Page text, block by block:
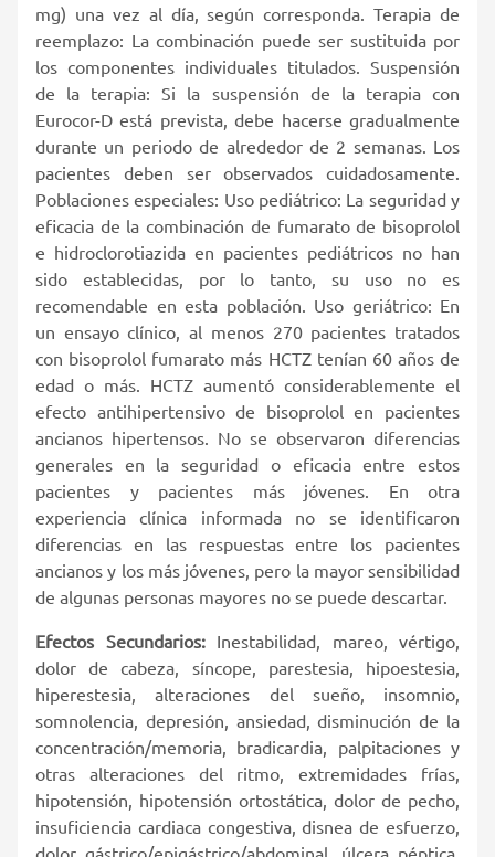
mg) una vez al día, según corresponda. Terapia de
reemplazo: La combinación puede ser sustituida por
los componentes individuales titulados. Suspensión
de la terapia: Si la suspensión de la terapia con
Eurocor-D está prevista, debe hacerse gradualmente
durante un periodo de alrededor de 2 semanas. Los
pacientes deben ser observados cuidadosamente.
Poblaciones especiales: Uso pediátrico: La seguridad y
eficacia de la combinación de fumarato de bisoprolol
e hidroclorotiazida en pacientes pediátricos no han
sido establecidas, por lo tanto, su uso no es
recomendable en esta población. Uso geriátrico: En
un ensayo clínico, al menos 270 pacientes tratados
con bisoprolol fumarato más HCTZ tenían 60 años de
edad o más. HCTZ aumentó considerablemente el
efecto antihipertensivo de bisoprolol en pacientes
ancianos hipertensos. No se observaron diferencias
generales en la seguridad o eficacia entre estos
pacientes y pacientes más jóvenes. En otra
experiencia clínica informada no se identificaron
diferencias en las respuestas entre los pacientes
ancianos y los más jóvenes, pero la mayor sensibilidad
de algunas personas mayores no se puede descartar.
Efectos Secundarios: Inestabilidad, mareo, vértigo,
dolor de cabeza, síncope, parestesia, hipoestesia,
hiperestesia, alteraciones del sueño, insomnio,
somnolencia, depresión, ansiedad, disminución de la
concentración/memoria, bradicardia, palpitaciones y
otras alteraciones del ritmo, extremidades frías,
hipotensión, hipotensión ortostática, dolor de pecho,
insuficiencia cardiaca congestiva, disnea de esfuerzo,
dolor gástrico/epigástrico/abdominal, úlcera péptica,